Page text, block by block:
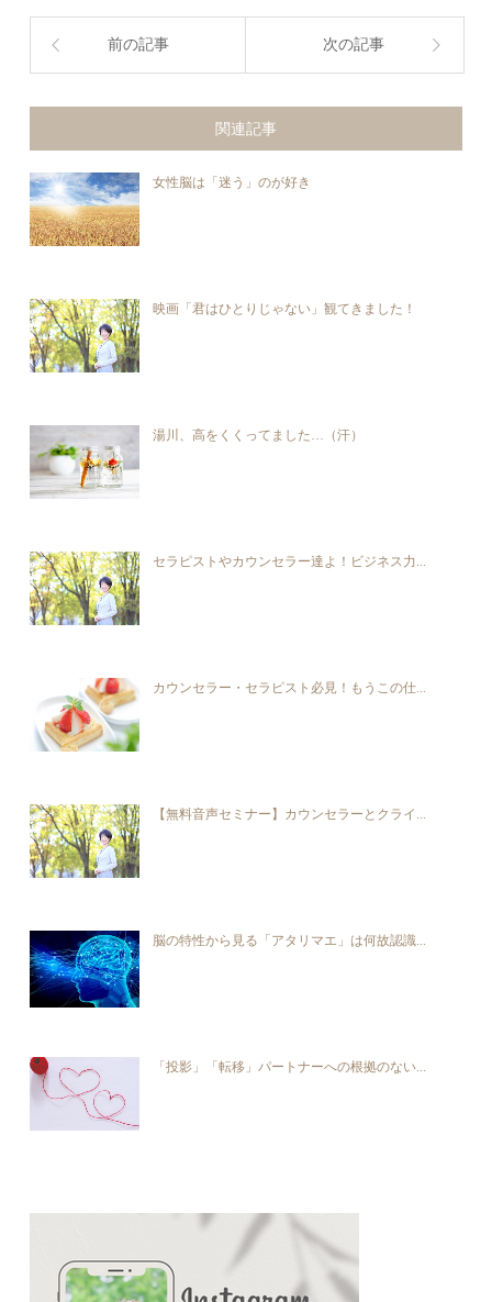
前の記事 次の記事
関連記事
女性脳は「迷う」のが好き
映画「君はひとりじゃない」観てきました！
湯川、高をくくってました…（汗）
セラピストやカウンセラー達よ！ビジネス力...
カウンセラー・セラピスト必見！もうこの仕...
【無料音声セミナー】カウンセラーとクライ...
脳の特性から見る「アタリマエ」は何故認識...
「投影」「転移」パートナーへの根拠のない...